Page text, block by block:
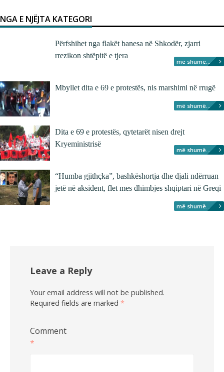
NGA E NJËJTA KATEGORI
Përfshihet nga flakët banesa në Shkodër, zjarri
rrezikon shtëpitë e tjera
më shumë...
Mbyllet dita e 69 e protestës, nis marshimi në rrugë
më shumë...
Dita e 69 e protestës, qytetarët nisen drejt
Kryeministrisë
më shumë...
“Humba gjithçka”, bashkëshortja dhe djali ndërruan
jetë në aksident, flet mes dhimbjes shqiptari në Greqi
më shumë...
Leave a Reply
Your email address will not be published.
Required fields are marked *
Comment
*